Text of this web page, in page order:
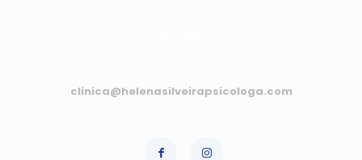
clinica@helenasilveirapsicologa.com